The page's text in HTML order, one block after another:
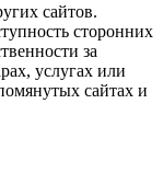
сайтов.
сторонних
за
услугах или
сайтах и